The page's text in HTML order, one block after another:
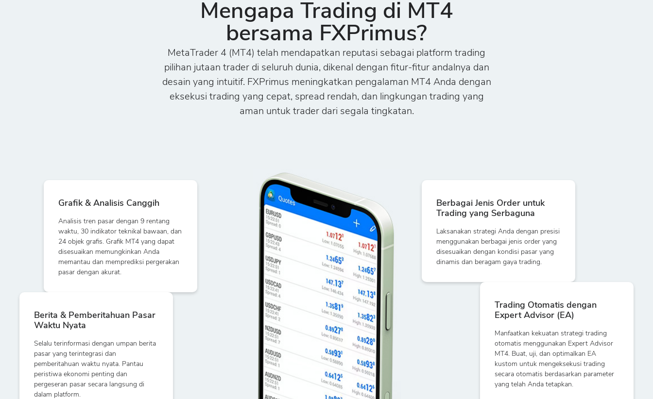
Mengapa Trading di MT4
bersama FXPrimus?
MetaTrader 4 (MT4) telah mendapatkan reputasi sebagai platform trading
pilihan jutaan trader di seluruh dunia, dikenal dengan fitur-fitur andalnya dan
desain yang intuitif. FXPrimus meningkatkan pengalaman MT4 Anda dengan
eksekusi trading yang cepat, spread rendah, dan lingkungan trading yang
aman untuk trader dari segala tingkatan.
Grafik & Analisis Canggih
Analisis tren pasar dengan 9 rentang
waktu, 30 indikator teknikal bawaan, dan
24 objek grafis. Grafik MT4 yang dapat
disesuaikan memungkinkan Anda
memantau dan memprediksi pergerakan
pasar dengan akurat.
Berita & Pemberitahuan Pasar
Waktu Nyata
Selalu terinformasi dengan umpan berita
pasar yang terintegrasi dan
pemberitahuan waktu nyata. Pantau
peristiwa ekonomi penting dan
pergeseran pasar secara langsung di
dalam platform.
Berbagai Jenis Order untuk
Trading yang Serbaguna
Laksanakan strategi Anda dengan presisi
menggunakan berbagai jenis order yang
disesuaikan dengan kondisi pasar yang
dinamis dan beragam gaya trading.
Trading Otomatis dengan
Expert Advisor (EA)
Manfaatkan kekuatan strategi trading
otomatis menggunakan Expert Advisor
MT4. Buat, uji, dan optimalkan EA
kustom untuk mengeksekusi trading
secara otomatis berdasarkan parameter
yang telah Anda tetapkan.